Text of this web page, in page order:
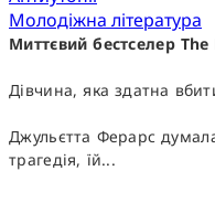
Молодіжна література
Миттєвий бестселер
Дівчина, яка здатна
Джульєтта Ферарс
трагедія, їй...